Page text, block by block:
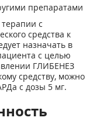
препаратами
с
средства к
назначать в
с целью
ГЛИБЕНЕЗ
средству, можно
с дозы 5 мг.